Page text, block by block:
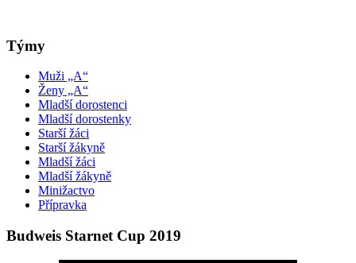
Týmy
Muži „A“
Ženy „A“
Mladší dorostenci
Mladší dorostenky
Starší žáci
Starší žákyně
Mladší žáci
Mladší žákyně
Minižactvo
Přípravka
Budweis Starnet Cup 2019